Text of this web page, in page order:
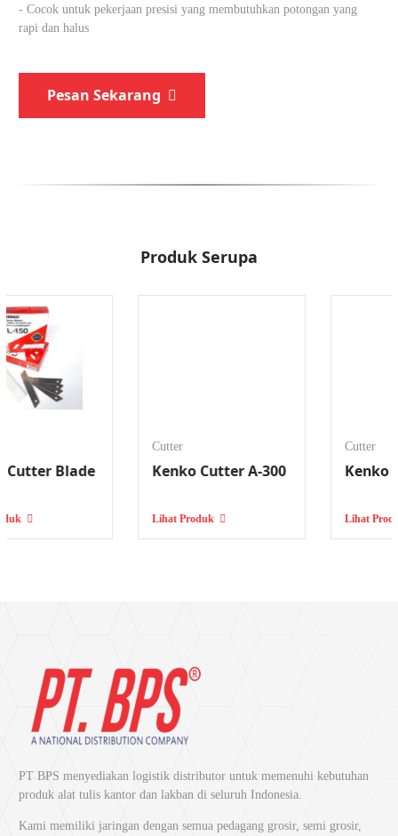
- Cocok untuk pekerjaan presisi yang membutuhkan potongan yang
rapi dan halus
Pesan Sekarang
Produk Serupa
Kenko Cutter A-300 Kenko Cutter L-500
PT BPS menyediakan logistik distributor untuk memenuhi kebutuhan
produk alat tulis kantor dan lakban di seluruh Indonesia.
Kami memiliki jaringan dengan semua pedagang grosir, semi grosir,